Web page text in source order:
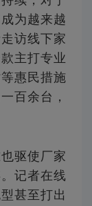
为越来越
访线下家
主打专业
惠民措施
百余台，
驱使厂家
记者在线
甚至打出